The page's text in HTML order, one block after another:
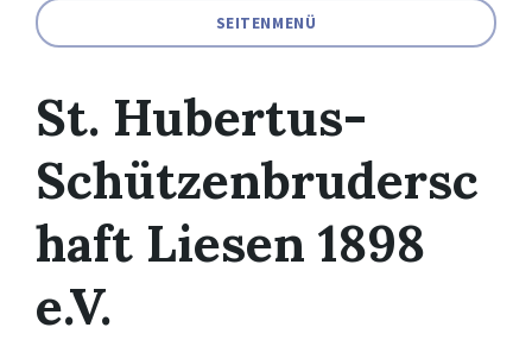
SEITENMENÜ
St. Hubertus-
Schützenbrudersc
haft Liesen 1898
e.V.